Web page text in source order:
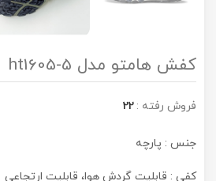
کفش هامتو مدل 5-ht1605
فروش رفته : 22
جنس : پارچه
کفی : قابلیت گردش هوا، قابلیت ارتجاعی